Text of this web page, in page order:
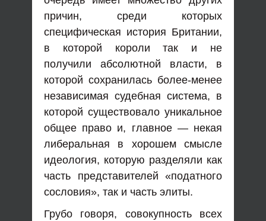
причин, среди которых
специфическая история Британии,
в которой короли так и не
получили абсолютной власти, в
которой сохранилась более-менее
независимая судебная система, в
которой существовало уникальное
общее право и, главное — некая
либеральная в хорошем смысле
идеология, которую разделяли как
часть представителей «податного
сословия», так и часть элиты.
Грубо говоря, совокупность всех